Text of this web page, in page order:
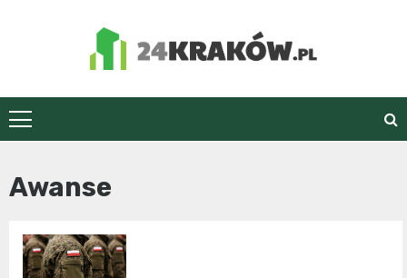
24Kraków.pl
Awanse